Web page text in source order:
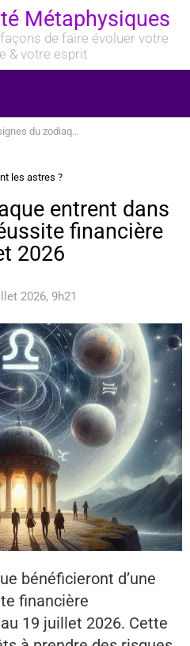
Métaphysiques
de faire évoluer votre
& votre esprit
entrent dans une période de réussite financière du 13 au 19 juillet 2026
les astres ?
entrent dans
financière
2026
2026, 9h21
bénéficieront d’une
financière
19 juillet 2026. Cette